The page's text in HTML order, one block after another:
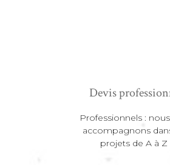
Devis
Professionnels :
accompagnons
projets de A à Z